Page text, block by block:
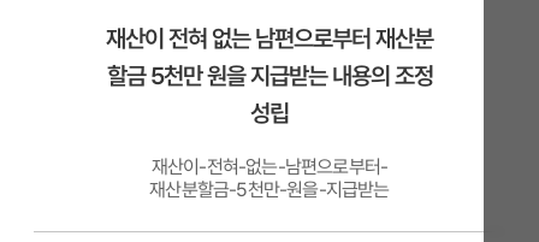
재산이 전혀 없는 남편으로부터 재산분
할금 5천만 원을 지급받는 내용의 조정
성립
재산이-전혀-없는-남편으로부터-
재산분할금-5천만-원을-지급받는